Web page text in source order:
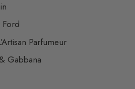
Parfumeur
Gabbana